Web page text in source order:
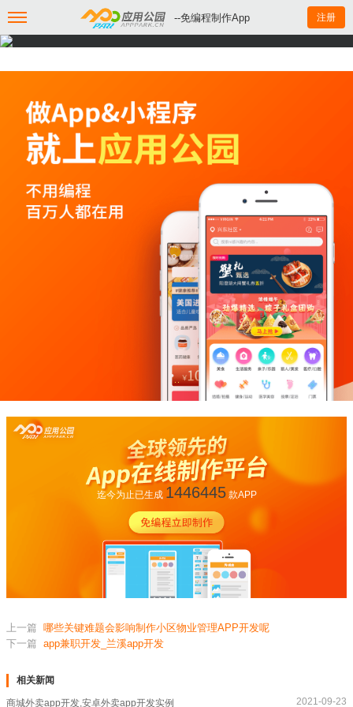
--免编程制作App 注册
迄今为止已生成 1446445款APP
上一篇 哪些关键难题会影响制作小区物业管理APP开发呢
下一篇 app兼职开发_兰溪app开发
相关新闻
商城外卖app开发,安卓外卖app开发实例 2021-09-23